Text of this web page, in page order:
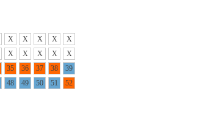
X X X X
X
X X X X
X
35 36 37 38
39
48 49 50 51
52